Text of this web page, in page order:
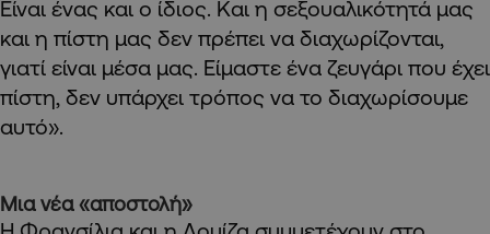
Είναι ένας και ο ίδιος. Και η σεξουαλικότητά μας
και η πίστη μας δεν πρέπει να διαχωρίζονται,
γιατί είναι μέσα μας. Είμαστε ένα ζευγάρι που έχει
πίστη, δεν υπάρχει τρόπος να το διαχωρίσουμε
αυτό».
Μια νέα «αποστολή»